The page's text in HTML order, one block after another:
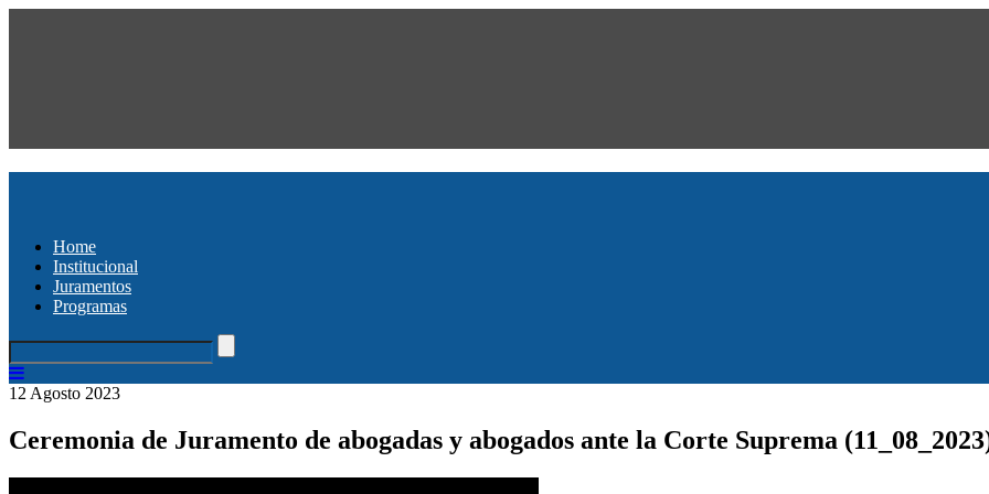
Home
Institucional
Juramentos
Programas
12 Agosto 2023
Ceremonia de Juramento de abogadas y abogados ante la Corte Suprema